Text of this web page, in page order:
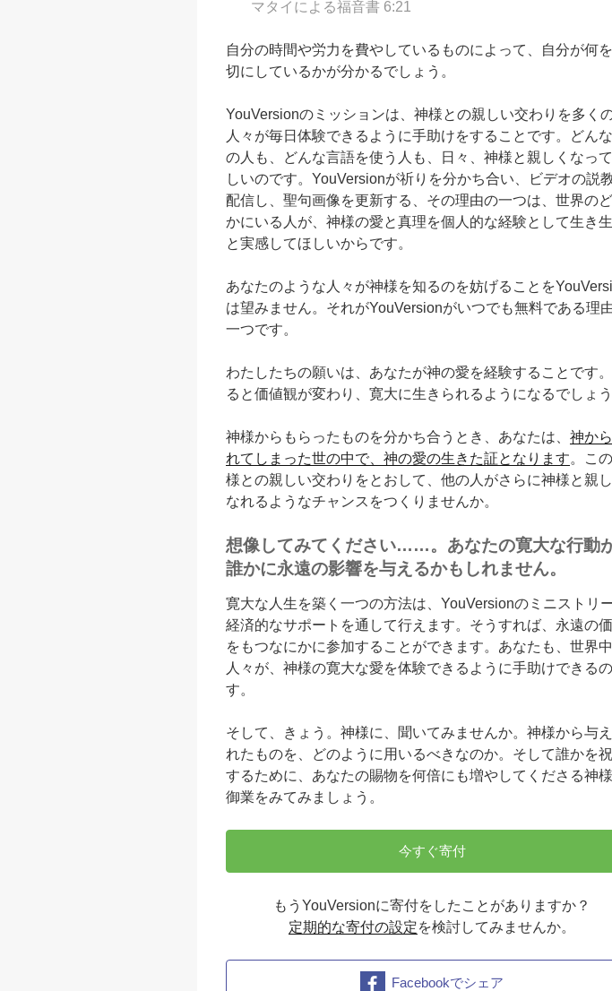
マタイによる福音書 6:21
自分の時間や労力を費やしているものによって、自分が何
切にしているかが分かるでしょう。
YouVersionのミッションは、神様との親しい交わりを多く
人々が毎日体験できるように手助けをすることです。どん
の人も、どんな言語を使う人も、日々、神様と親しくなっ
しいのです。YouVersionが祈りを分かち合い、ビデオの説
配信し、聖句画像を更新する、その理由の一つは、世界のど
かにいる人が、神様の愛と真理を個人的な経験として生き
と実感してほしいからです。
あなたのような人々が神様を知るのを妨げることを
は望みません。それがYouVersionがいつでも無料である理
一つです。
わたしたちの願いは、あなたが神の愛を経験することです
ると価値観が変わり、寛大に生きられるようになるでしょう
神様からもらったものを分かち合うとき、あなたは、 神か
れてしまった世の中で、神の愛の生きた証となります。こ
様との親しい交わりをとおして、他の人がさらに神様と親し
なれるようなチャンスをつくりませんか。
想像してみてください……。あなたの寛大な行動が
誰かに永遠の影響を与えるかもしれません。
寛大な人生を築く一つの方法は、YouVersionのミニストリ
経済的なサポートを通して行えます。そうすれば、永遠の
をもつなにかに参加することができます。あなたも、世界
人々が、神様の寛大な愛を体験できるように手助けできる
す。
そして、きょう。神様に、聞いてみませんか。神様から与
れたものを、どのように用いるべきなのか。そして誰かを
するために、あなたの賜物を何倍にも増やしてくださる神
御業をみてみましょう。
今すぐ寄付
もうYouVersionに寄付をしたことがありますか？
定期的な寄付の設定を検討してみませんか。
Facebookでシェア